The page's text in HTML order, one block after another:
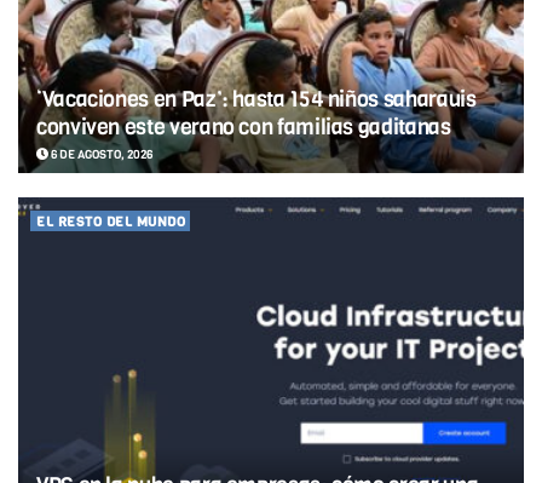
‘Vacaciones en Paz’: hasta 154 niños saharauis
conviven este verano con familias gaditanas
6 DE AGOSTO, 2026
EL RESTO DEL MUNDO